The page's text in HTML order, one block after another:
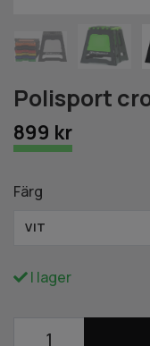
Polisport
899 kr
Färg
VIT
I lager